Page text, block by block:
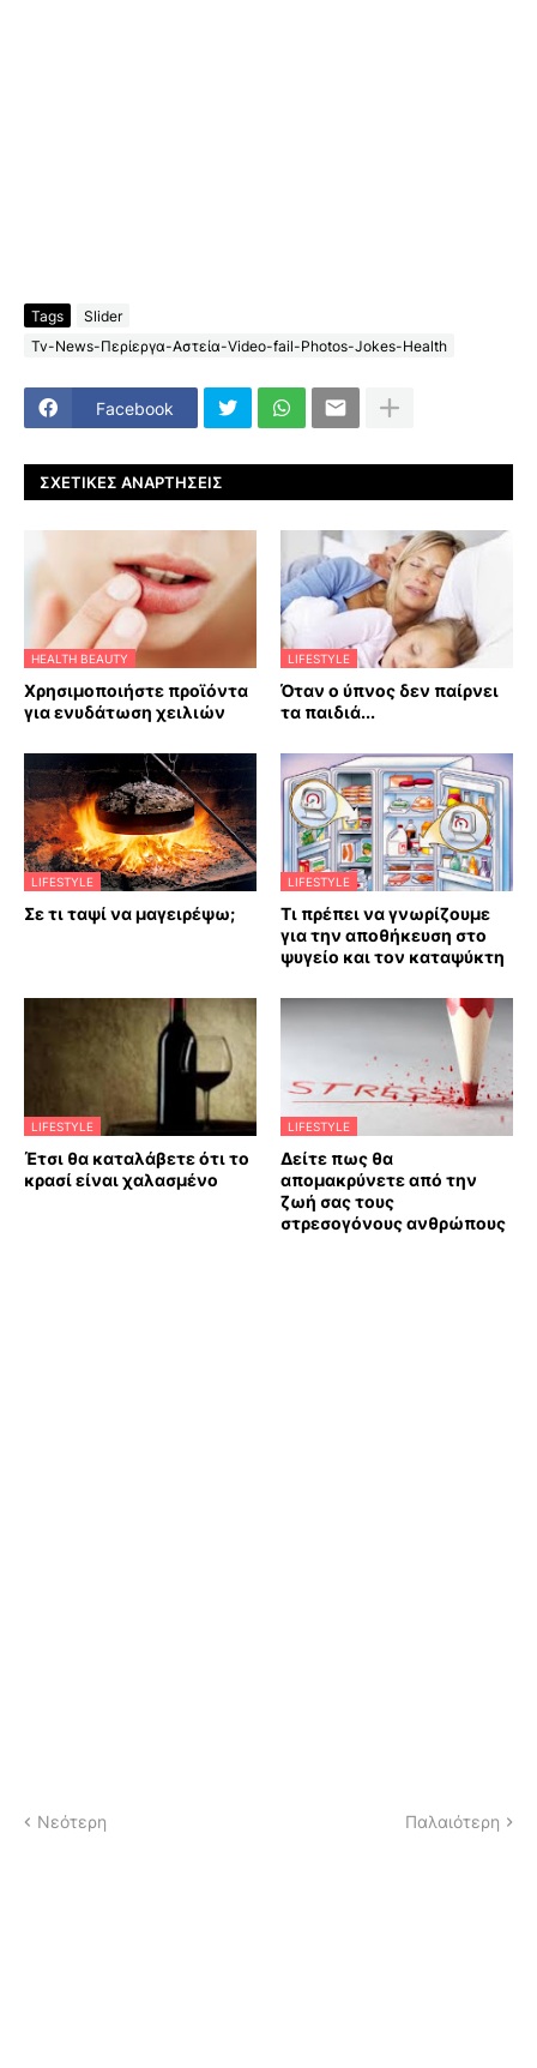
Tags
Slider
Tv-News-Περίεργα-Αστεία-Video-fail-Photos-Jokes-Health
Facebook
ΣΧΕΤΙΚΈΣ ΑΝΑΡΤΉΣΕΙΣ
HEALTH BEAUTY
Χρησιμοποιήστε προϊόντα
για ενυδάτωση χειλιών
LIFESTYLE
Όταν ο ύπνος δεν παίρνει
τα παιδιά...
LIFESTYLE
Σε τι ταψί να μαγειρέψω;
LIFESTYLE
Τι πρέπει να γνωρίζουμε
για την αποθήκευση στο
ψυγείο και τον καταψύκτη
LIFESTYLE
Έτσι θα καταλάβετε ότι το
κρασί είναι χαλασμένο
LIFESTYLE
Δείτε πως θα
απομακρύνετε από την
ζωή σας τους
στρεσογόνους ανθρώπους
Νεότερη Παλαιότερη